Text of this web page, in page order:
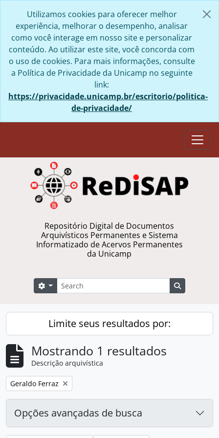
Utilizamos cookies para oferecer melhor
experiência, melhorar o desempenho, analisar
como você interage em nosso site e personalizar
conteúdo. Ao utilizar este site, você concorda com
o uso de cookies. Para mais informações, consulte
a Política de Privacidade da Unicamp no seguinte
link:
https://privacidade.unicamp.br/escritorio/politica-
de-privacidade/
Repositório Digital de Documentos
Arquivísticos Permanentes e Sistema
Informatizado de Acervos Permanentes
da Unicamp
Buscar
Opções de busca
Limite seus resultados por:
Mostrando 1 resultados
Descrição arquivística
Remover filtro:
Geraldo Ferraz
Opções avançadas de busca